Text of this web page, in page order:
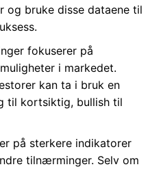
og bruke disse dataene til
fokuserer på
i markedet.
kan ta i bruk en
til kortsiktig, bullish til
på sterkere indikatorer
tilnærminger. Selv om